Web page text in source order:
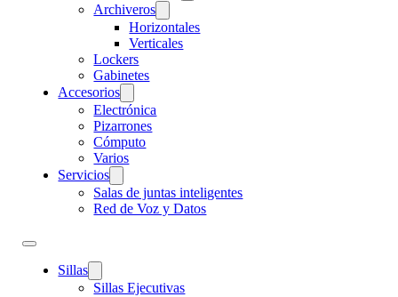
Archiveros
Horizontales
Verticales
Lockers
Gabinetes
Accesorios
Electrónica
Pizarrones
Cómputo
Varios
Servicios
Salas de juntas inteligentes
Red de Voz y Datos
Sillas
Sillas Ejecutivas